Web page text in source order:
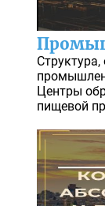
Центры
пищевой